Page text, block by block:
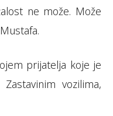
ne može. Može
prijatelja koje je
vozilima,